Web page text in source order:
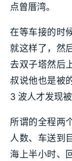
点曾厝湾。
在等车接的时
就这样了，然
去双子塔然后
叔说他也是被
3 波人才发现被
所谓的全程两
人数、车送到
海上半小时、